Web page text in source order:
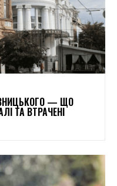
— ЩО
ТА ВТРАЧЕНІ